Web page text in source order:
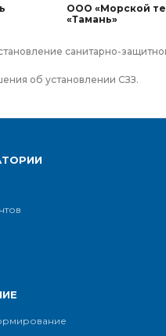
ООО «Морской
«Тамань»
санитарно-
об установлении СЗЗ.